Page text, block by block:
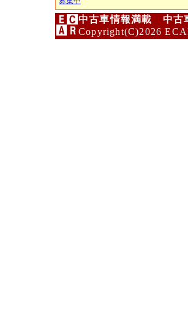
中古車情報満載 中古
Copyright(C)2026